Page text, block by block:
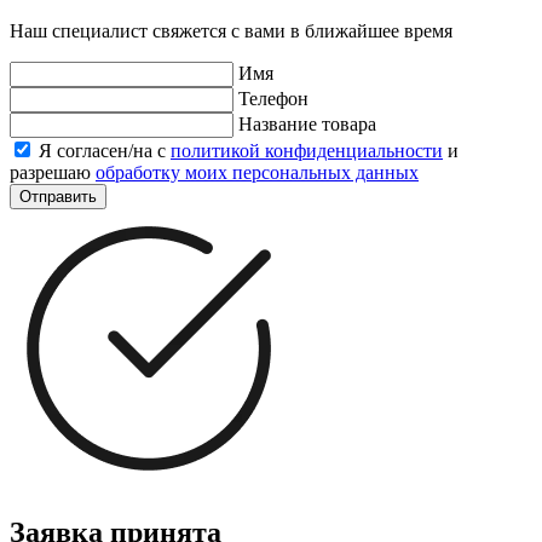
Наш специалист свяжется с вами в ближайшее время
Имя
Телефон
Название товара
Я согласен/на с политикой конфиденциальности и
разрешаю обработку моих персональных данных
Отправить
Заявка принята